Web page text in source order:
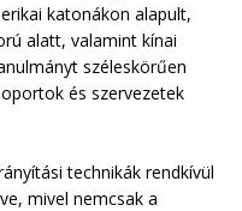
katonákon alapult,
alatt, valamint kínai
széleskörűen
és szervezetek
technikák rendkívül
mivel nemcsak a